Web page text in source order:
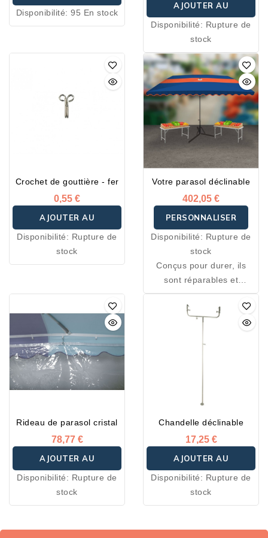
PANIER
Disponibilité: 95 En stock
AJOUTER AU
PANIER
Disponibilité: Rupture de
stock
Crochet de gouttière - fer
0,55 €
AJOUTER AU
PANIER
Disponibilité: Rupture de
stock
Votre parasol déclinable
402,05 €
PERSONNALISER
Disponibilité: Rupture de
stock
Conçus pour durer, ils
sont réparables et
l'intégralité des pièces
détachées nécessaires
leur conception est
Rideau de parasol cristal
78,77 €
AJOUTER AU
PANIER
Disponibilité: Rupture de
stock
Chandelle déclinable
17,25 €
AJOUTER AU
PANIER
Disponibilité: Rupture de
stock